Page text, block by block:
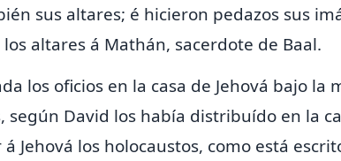
sus altares; é hicieron pedazos sus
altares á Mathán, sacerdote de Baal.
los oficios en la casa de Jehová bajo la
según David los había distribuído en la
Jehová los holocaustos, como está